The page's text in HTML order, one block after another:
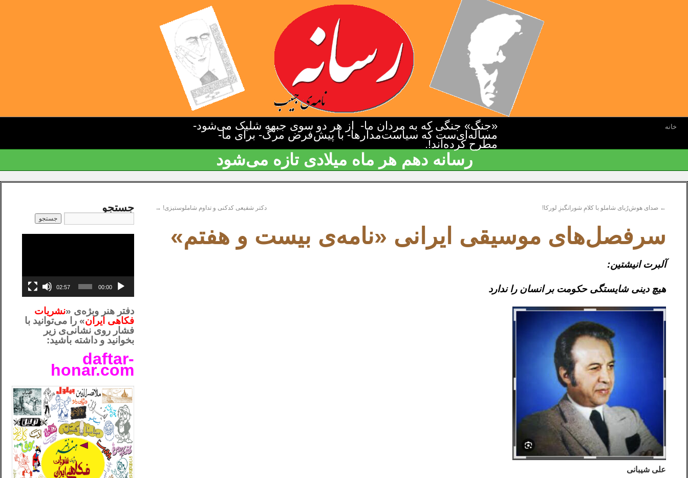
خانه «جنگ» جنگی که به مردان ما- از هر دو سوی جبهه شلیک می‌شود-
مسأله‌ای‌ست که سیاست‌مدارها- با پیش‌فرض مرگ- برای ما-
مطرح کرده‌اند!.
رسانه دهم هر ماه میلادی تازه می‌شود
← صدای هوش‌رُبای شاملو با کلامِ شورانگیزِ لورکا! دکتر شفیعی کدکنی و تداوم شاملوستیزی! →
سرفصل‌های موسیقی ایرانی «نامه‌ی بیست و هفتم»
آلبرت انيشتين:
هيچ دينى شايستگى حكومت بر انسان را ندارد
علی شیبانی
جستجو
00:00
02:57
دفتر هنر وبژه‌ی «نشریات
فکاهی ایران» را می‌توانید با
فشار روی نشانی‌ی زیر
بخوانید و داشته باشید:
daftar-
honar.com